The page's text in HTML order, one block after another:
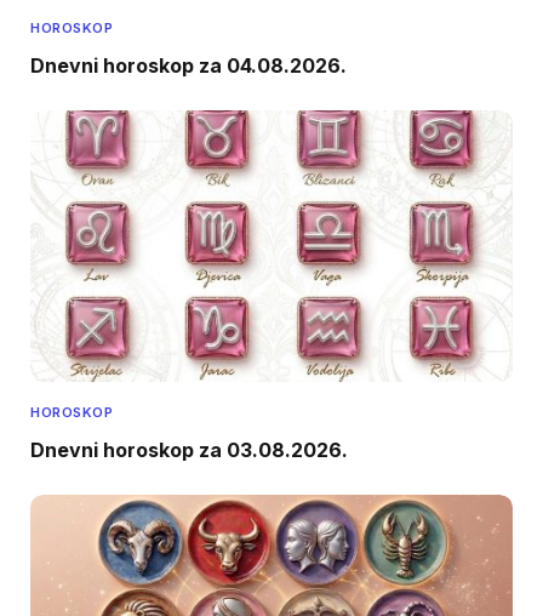
HOROSKOP
Dnevni horoskop za 04.08.2026.
HOROSKOP
Dnevni horoskop za 03.08.2026.